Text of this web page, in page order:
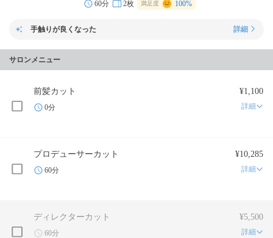
60分 2枚 満足度 100%
手触りが良くなった 詳細
サロンメニュー
前髪カット ¥1,100
0分 詳細
プロデューサーカット ¥10,285
60分 詳細
ディレクターカット ¥5,500
60分 詳細